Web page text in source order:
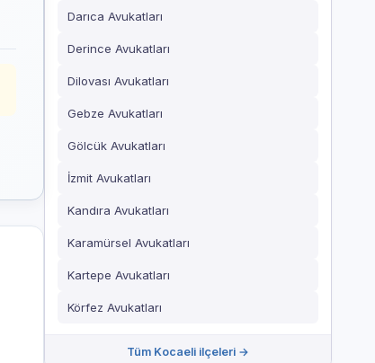
Darıca Avukatları
Derince Avukatları
Dilovası Avukatları
Gebze Avukatları
Gölcük Avukatları
İzmit Avukatları
Kandıra Avukatları
Karamürsel Avukatları
Kartepe Avukatları
Körfez Avukatları
Tüm Kocaeli ilçeleri →